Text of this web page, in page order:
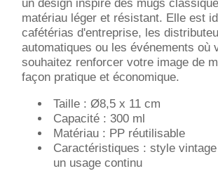
un design inspiré des mugs
matériau léger et résistant. Elle est
cafétérias d'entreprise, les
automatiques ou les événements où
souhaitez renforcer votre image de
façon pratique et économique.
Taille : Ø8,5 x 11 cm
Capacité : 300 ml
Matériau : PP réutilisable
Caractéristiques : style
un usage continu